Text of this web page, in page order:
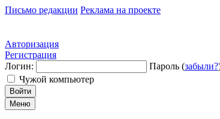
Письмо редакции Реклама на проекте
Авторизация
Регистрация
Логин:
Пароль (забыли?
Чужой компьютер
Войти
Меню